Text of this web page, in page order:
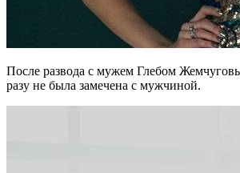
После развода с мужем Глебом
разу не была замечена с мужчиной.